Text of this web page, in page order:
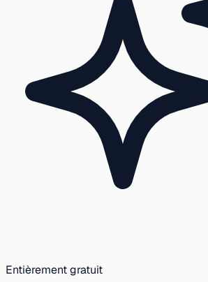
Entièrement gratuit